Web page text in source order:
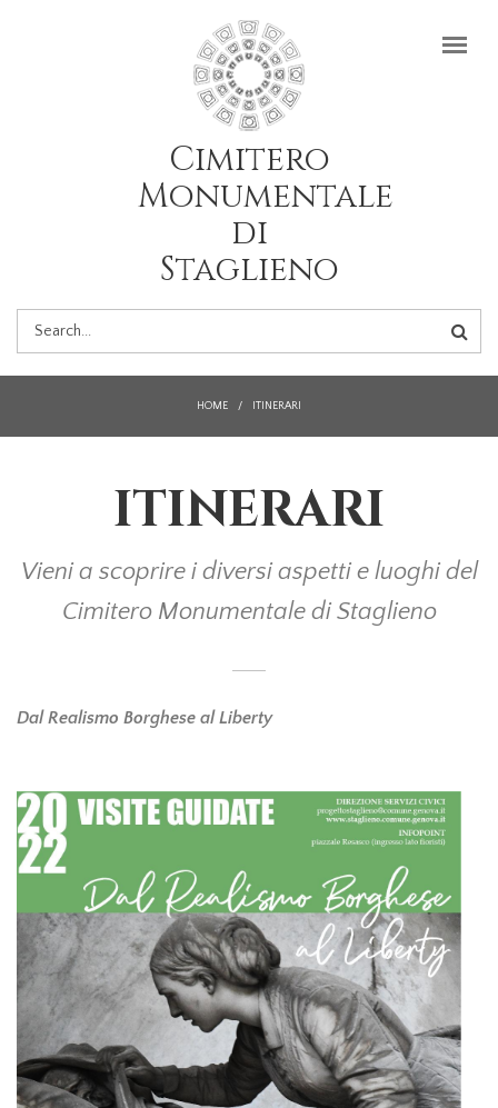
Cimitero
Monumentale
di
Staglieno
FORM
HOME / ITINERARI
ITINERARI
Vieni a scoprire i diversi aspetti e luoghi del
Cimitero Monumentale di Staglieno
Dal Realismo Borghese al Liberty